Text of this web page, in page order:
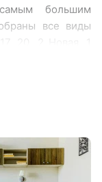
большим
все виды
площадь
Сад
дизайн с
беседками и
Победы. В парке
установлены